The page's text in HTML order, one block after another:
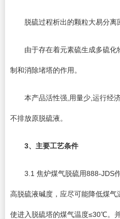
脱硫过程析出的颗粒大易分离
由于存在着元素硫生成多硫化
制和消除堵塔的作用。
本产品活性强,用量少,运行经济
不排放原脱硫液。
3、主要工艺条件
3.1 焦炉煤气脱硫用888-JDS作
高脱硫液碱度，应尽可能降低煤气
使进入脱硫塔的煤气温度≤30℃。